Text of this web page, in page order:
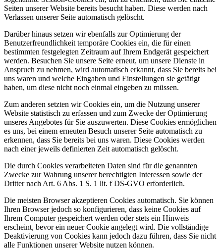
Seiten unserer Website bereits besucht haben. Diese werden nach
Verlassen unserer Seite automatisch gelöscht.
Darüber hinaus setzen wir ebenfalls zur Optimierung der
Benutzerfreundlichkeit temporäre Cookies ein, die für einen
bestimmten festgelegten Zeitraum auf Ihrem Endgerät gespeichert
werden. Besuchen Sie unsere Seite erneut, um unsere Dienste in
Anspruch zu nehmen, wird automatisch erkannt, dass Sie bereits bei
uns waren und welche Eingaben und Einstellungen sie getätigt
haben, um diese nicht noch einmal eingeben zu müssen.
Zum anderen setzten wir Cookies ein, um die Nutzung unserer
Website statistisch zu erfassen und zum Zwecke der Optimierung
unseres Angebotes für Sie auszuwerten. Diese Cookies ermöglichen
es uns, bei einem erneuten Besuch unserer Seite automatisch zu
erkennen, dass Sie bereits bei uns waren. Diese Cookies werden
nach einer jeweils definierten Zeit automatisch gelöscht.
Die durch Cookies verarbeiteten Daten sind für die genannten
Zwecke zur Wahrung unserer berechtigten Interessen sowie der
Dritter nach Art. 6 Abs. 1 S. 1 lit. f DS-GVO erforderlich.
Die meisten Browser akzeptieren Cookies automatisch. Sie können
Ihren Browser jedoch so konfigurieren, dass keine Cookies auf
Ihrem Computer gespeichert werden oder stets ein Hinweis
erscheint, bevor ein neuer Cookie angelegt wird. Die vollständige
Deaktivierung von Cookies kann jedoch dazu führen, dass Sie nicht
alle Funktionen unserer Website nutzen können.